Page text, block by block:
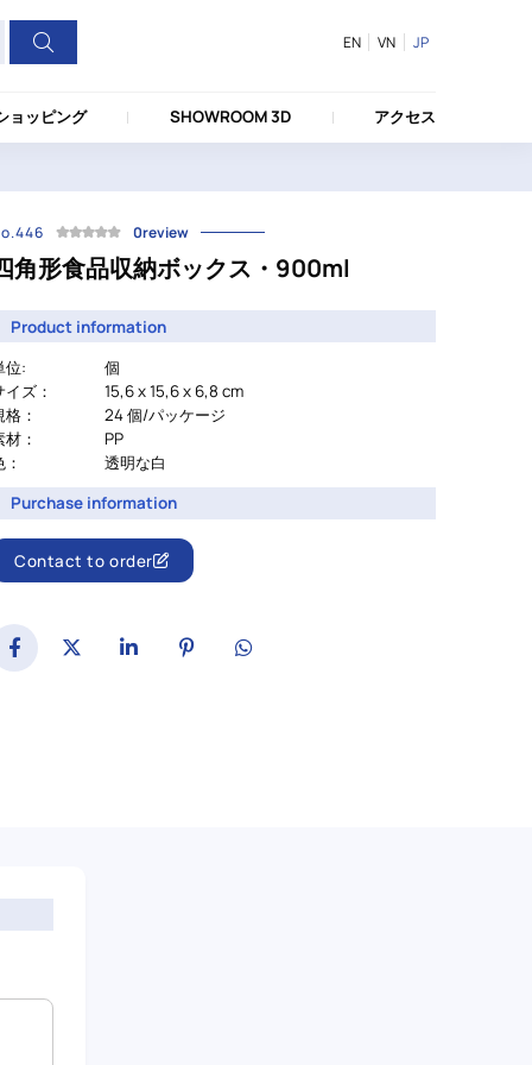
EN VN JP
ョッピング SHOWROOM 3D アクセス
0review
角形食品収納ボックス・900ml
Product information
位:
個
イズ：
15,6 x 15,6 x 6,8 cm
格：
24 個/パッケージ
材：
PP
透明な白
Purchase information
Contact to order